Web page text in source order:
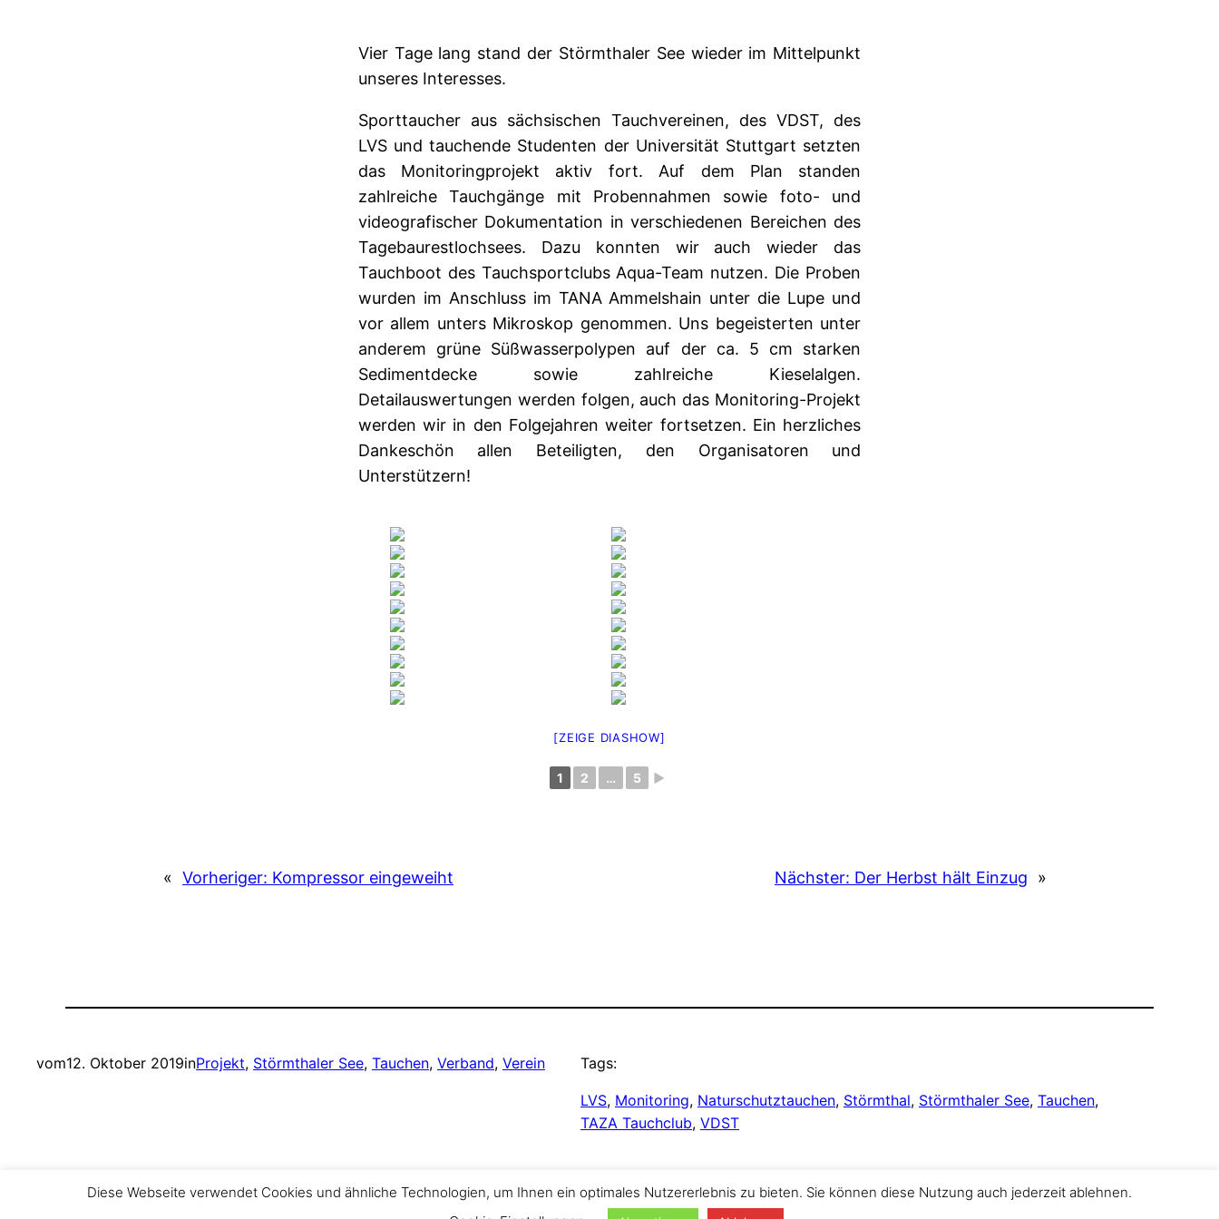
Vier Tage lang stand der Störmthaler See wieder im Mittelpunkt
unseres Interesses.
Sporttaucher aus sächsischen Tauchvereinen, des VDST, des
LVS und tauchende Studenten der Universität Stuttgart setzten
das Monitoringprojekt aktiv fort. Auf dem Plan standen
zahlreiche Tauchgänge mit Probennahmen sowie foto- und
videografischer Dokumentation in verschiedenen Bereichen des
Tagebaurestlochsees. Dazu konnten wir auch wieder das
Tauchboot des Tauchsportclubs Aqua-Team nutzen. Die Proben
wurden im Anschluss im TANA Ammelshain unter die Lupe und
vor allem unters Mikroskop genommen. Uns begeisterten unter
anderem grüne Süßwasserpolypen auf der ca. 5 cm starken
Sedimentdecke sowie zahlreiche Kieselalgen.
Detailauswertungen werden folgen, auch das Monitoring-Projekt
werden wir in den Folgejahren weiter fortsetzen. Ein herzliches
Dankeschön allen Beteiligten, den Organisatoren und
Unterstützern!
[ZEIGE DIASHOW]
1 2 … 5 ►
« Vorheriger: Kompressor eingeweiht Nächster: Der Herbst hält Einzug »
vom12. Oktober 2019inProjekt, Störmthaler See, Tauchen, Verband, Verein Tags:
LVS, Monitoring, Naturschutztauchen, Störmthal, Störmthaler See, Tauchen
TAZA Tauchclub, VDST
Diese Webseite verwendet Cookies und ähnliche Technologien, um Ihnen ein optimales Nutzererlebnis zu bieten. Sie können diese Nutzung auch jederzeit ablehnen.